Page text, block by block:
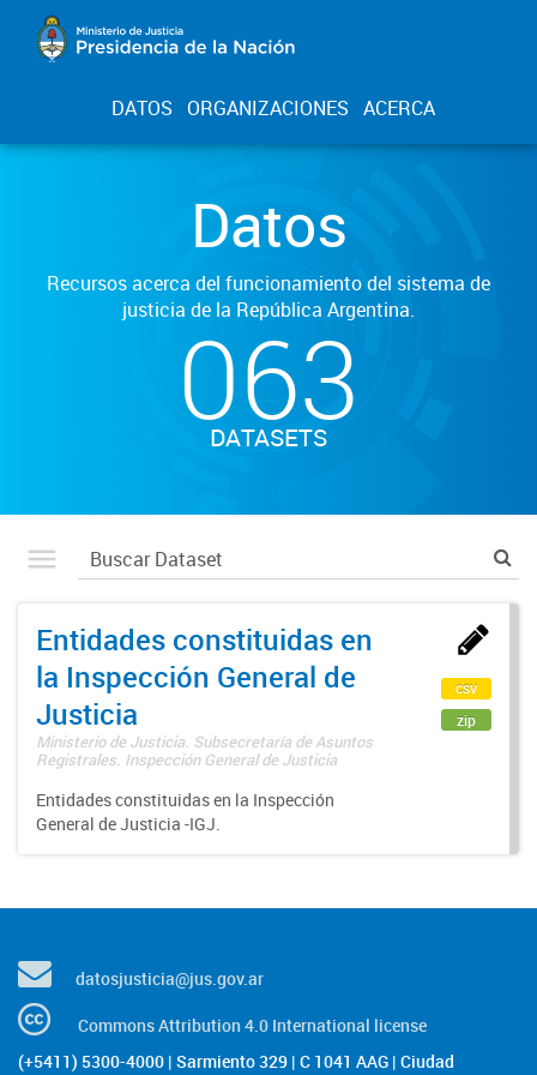
DATOS ORGANIZACIONES ACERCA
Datos
Recursos acerca del funcionamiento del sistema de
justicia de la República Argentina.
063
DATASETS
Entidades constituidas en
la Inspección General de
Justicia
Ministerio de Justicia. Subsecretaría de Asuntos
Registrales. Inspección General de Justicia
Entidades constituidas en la Inspección
General de Justicia -IGJ.
csv
zip
datosjusticia@jus.gov.ar
Commons Attribution 4.0 International license
(+5411) 5300-4000 | Sarmiento 329 | C 1041 AAG | Ciudad